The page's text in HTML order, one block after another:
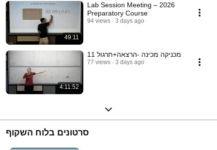
49:11
Lab Session Meeting – 2026
Preparatory Course
94 views 3 days ago
4:11:52
מכניקה מכינה -הרצאה+תרגול 11
77 views 3 days ago
סרטונים בלוח השקוף